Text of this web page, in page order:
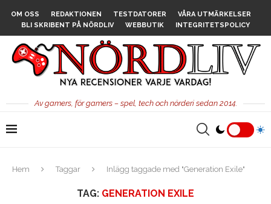
OM OSS REDAKTIONEN TESTDATORER
VÅRA UTMÄRKELSER
BLI SKRIBENT PÅ NÖRDLIV
WEBBUTIK INTEGRITETSPOLICY
Av gamers, för gamers – spel, tech och nörderi sedan 2014.
Hem Taggar Inlägg taggade med "Generation Exile"
TAG: GENERATION EXILE